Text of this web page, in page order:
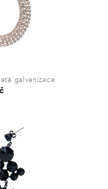
galvanizace